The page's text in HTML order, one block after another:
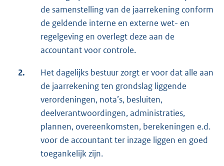
de samenstelling van de jaarrekening conform
de geldende interne en externe wet- en
regelgeving en overlegt deze aan de
accountant voor controle.
2.
Het dagelijks bestuur zorgt er voor dat alle aan
de jaarrekening ten grondslag liggende
verordeningen, nota’s, besluiten,
deelverantwoordingen, administraties,
plannen, overeenkomsten, berekeningen e.d.
voor de accountant ter inzage liggen en goed
toegankelijk zijn.